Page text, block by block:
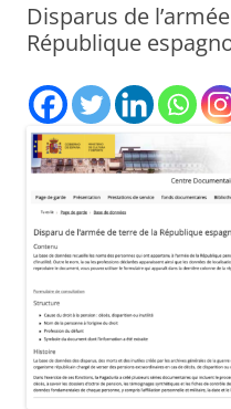
Disparus de
République